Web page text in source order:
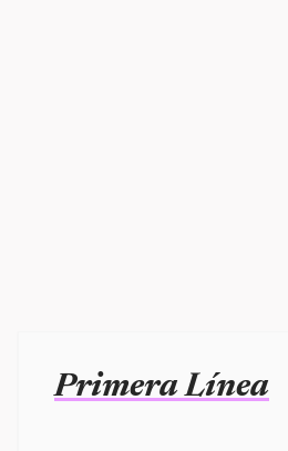
Primera Línea